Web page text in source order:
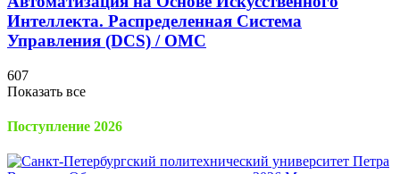
Интеллекта. Распределенная Cистема
Управления (DCS) / OMC
607
Показать все
Поступление 2026